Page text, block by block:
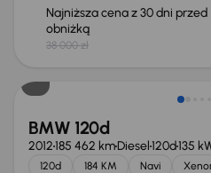
Najniższa cena z 30 dni przed
obniżką
38 000 zł
BMW 120d
2012185 462 kmDiesel120d135
120d 184 KM Navi